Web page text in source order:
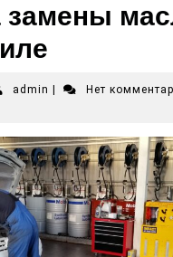
замены
admin Нет